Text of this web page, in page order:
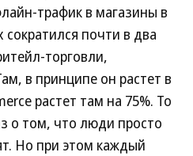
трафик в магазины в
почти в два
торговли,
в принципе он растет в
растет там на 75%. То
о том, что люди просто
Но при этом каждый